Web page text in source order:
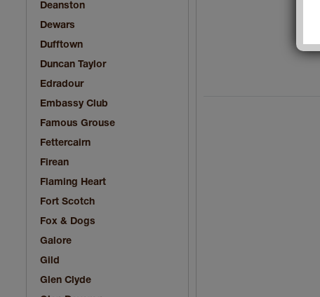
Deanston
Dewars
Dufftown
Duncan Taylor
Edradour
Embassy Club
Famous Grouse
Fettercairn
Firean
Flaming Heart
Fort Scotch
Fox & Dogs
Galore
Gild
Glen Clyde